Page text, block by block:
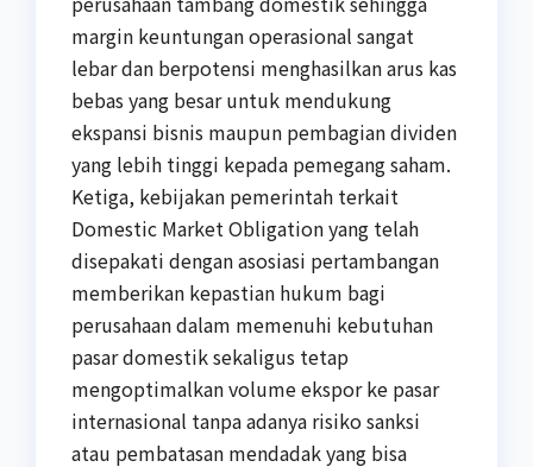
margin keuntungan operasional sangat
lebar dan berpotensi menghasilkan arus kas
bebas yang besar untuk mendukung
ekspansi bisnis maupun pembagian dividen
yang lebih tinggi kepada pemegang saham.
Ketiga, kebijakan pemerintah terkait
Domestic Market Obligation yang telah
disepakati dengan asosiasi pertambangan
memberikan kepastian hukum bagi
perusahaan dalam memenuhi kebutuhan
pasar domestik sekaligus tetap
mengoptimalkan volume ekspor ke pasar
internasional tanpa adanya risiko sanksi
atau pembatasan mendadak yang bisa